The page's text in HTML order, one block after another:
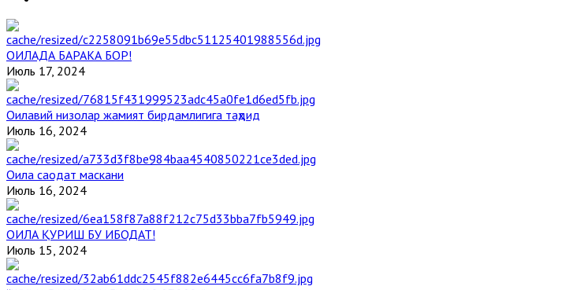
ОИЛАДА БАРАКА БОР!
Июль 17, 2024
Оилавий низолар жамият бирдамлигига таҳдид
Июль 16, 2024
Оила саодат маскани
Июль 16, 2024
ОИЛА ҚУРИШ БУ ИБОДАТ!
Июль 15, 2024